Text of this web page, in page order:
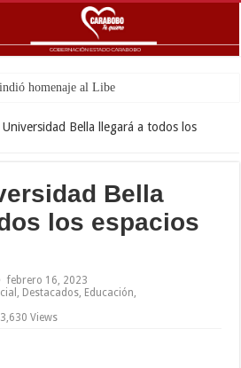
homenaje al Libertador Simón Bolívar
Universidad Bella llegará a todos los
Bella
los espacios
febrero 16, 2023
Destacados Educación
3,630 Views